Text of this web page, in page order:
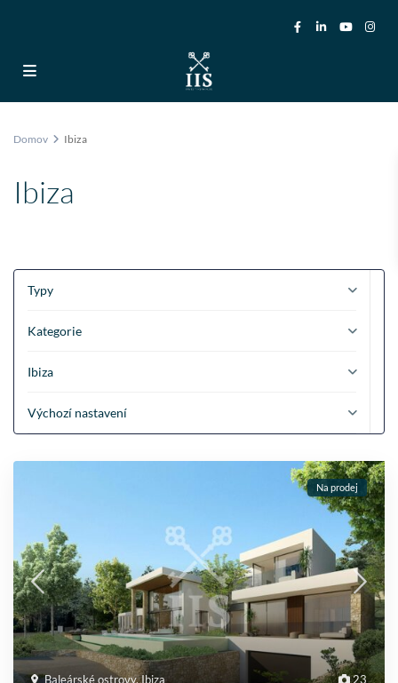
Domov Ibiza
Ibiza
Typy
Kategorie
Ibiza
Výchozí nastavení
23
Baleárské ostrovy,Ibiza
Na prodej